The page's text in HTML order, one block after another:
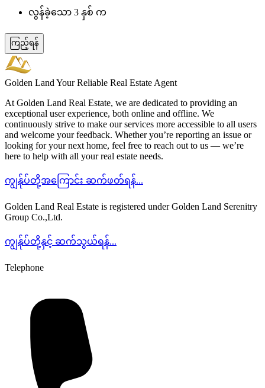
လွန်ခဲ့သော 3 နှစ် က
ကြည့်ရန်
Golden Land Your Reliable Real Estate Agent
At Golden Land Real Estate, we are dedicated to providing an
exceptional user experience, both online and offline. We
continuously strive to make our services more accessible to all users
and welcome your feedback. Whether you’re reporting an issue or
looking for your next home, feel free to reach out to us — we’re
here to help with all your real estate needs.
ကျွန်ုပ်တို့အကြောင်း ဆက်ဖတ်ရန်...
Golden Land Real Estate is registered under Golden Land Serenitry
Group Co.,Ltd.
ကျွန်ုပ်တို့နှင့် ဆက်သွယ်ရန်...
Telephone